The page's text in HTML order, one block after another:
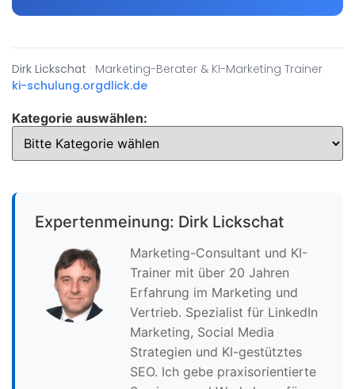
Dirk Lickschat · Marketing-Berater & KI-Marketing Trainer
ki-schulung.orgdlick.de
Kategorie auswählen:
Expertenmeinung: Dirk Lickschat
Marketing-Consultant und KI-
Trainer mit über 20 Jahren
Erfahrung im Marketing und
Vertrieb. Spezialist für LinkedIn
Marketing, Social Media
Strategien und KI-gestütztes
SEO. Ich gebe praxisorientierte